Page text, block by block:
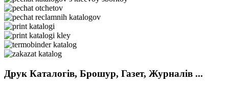
Друк Каталогів, Брошур, Газет, Журналів ...